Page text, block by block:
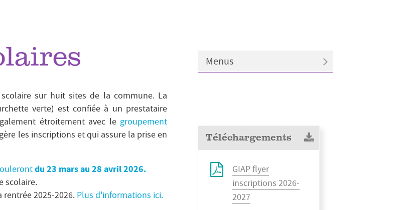
sur huit sites de la commune. La
verte) est confiée à un prestataire
étroitement avec le groupement
les inscriptions et qui assure la prise en
du 23 mars au 28 avril 2026.
scolaire.
2025-2026. Plus d'informations ici.
Menus
Téléchargements
GIAP flyer
inscriptions 2026-
2027